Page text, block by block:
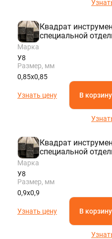
Квадрат
специальной
Марка
У8
Размер, мм
0,85х0,85
Узнать цену В корзину
Квадрат
специальной
Марка
У8
Размер, мм
0,9х0,9
Узнать цену В корзину